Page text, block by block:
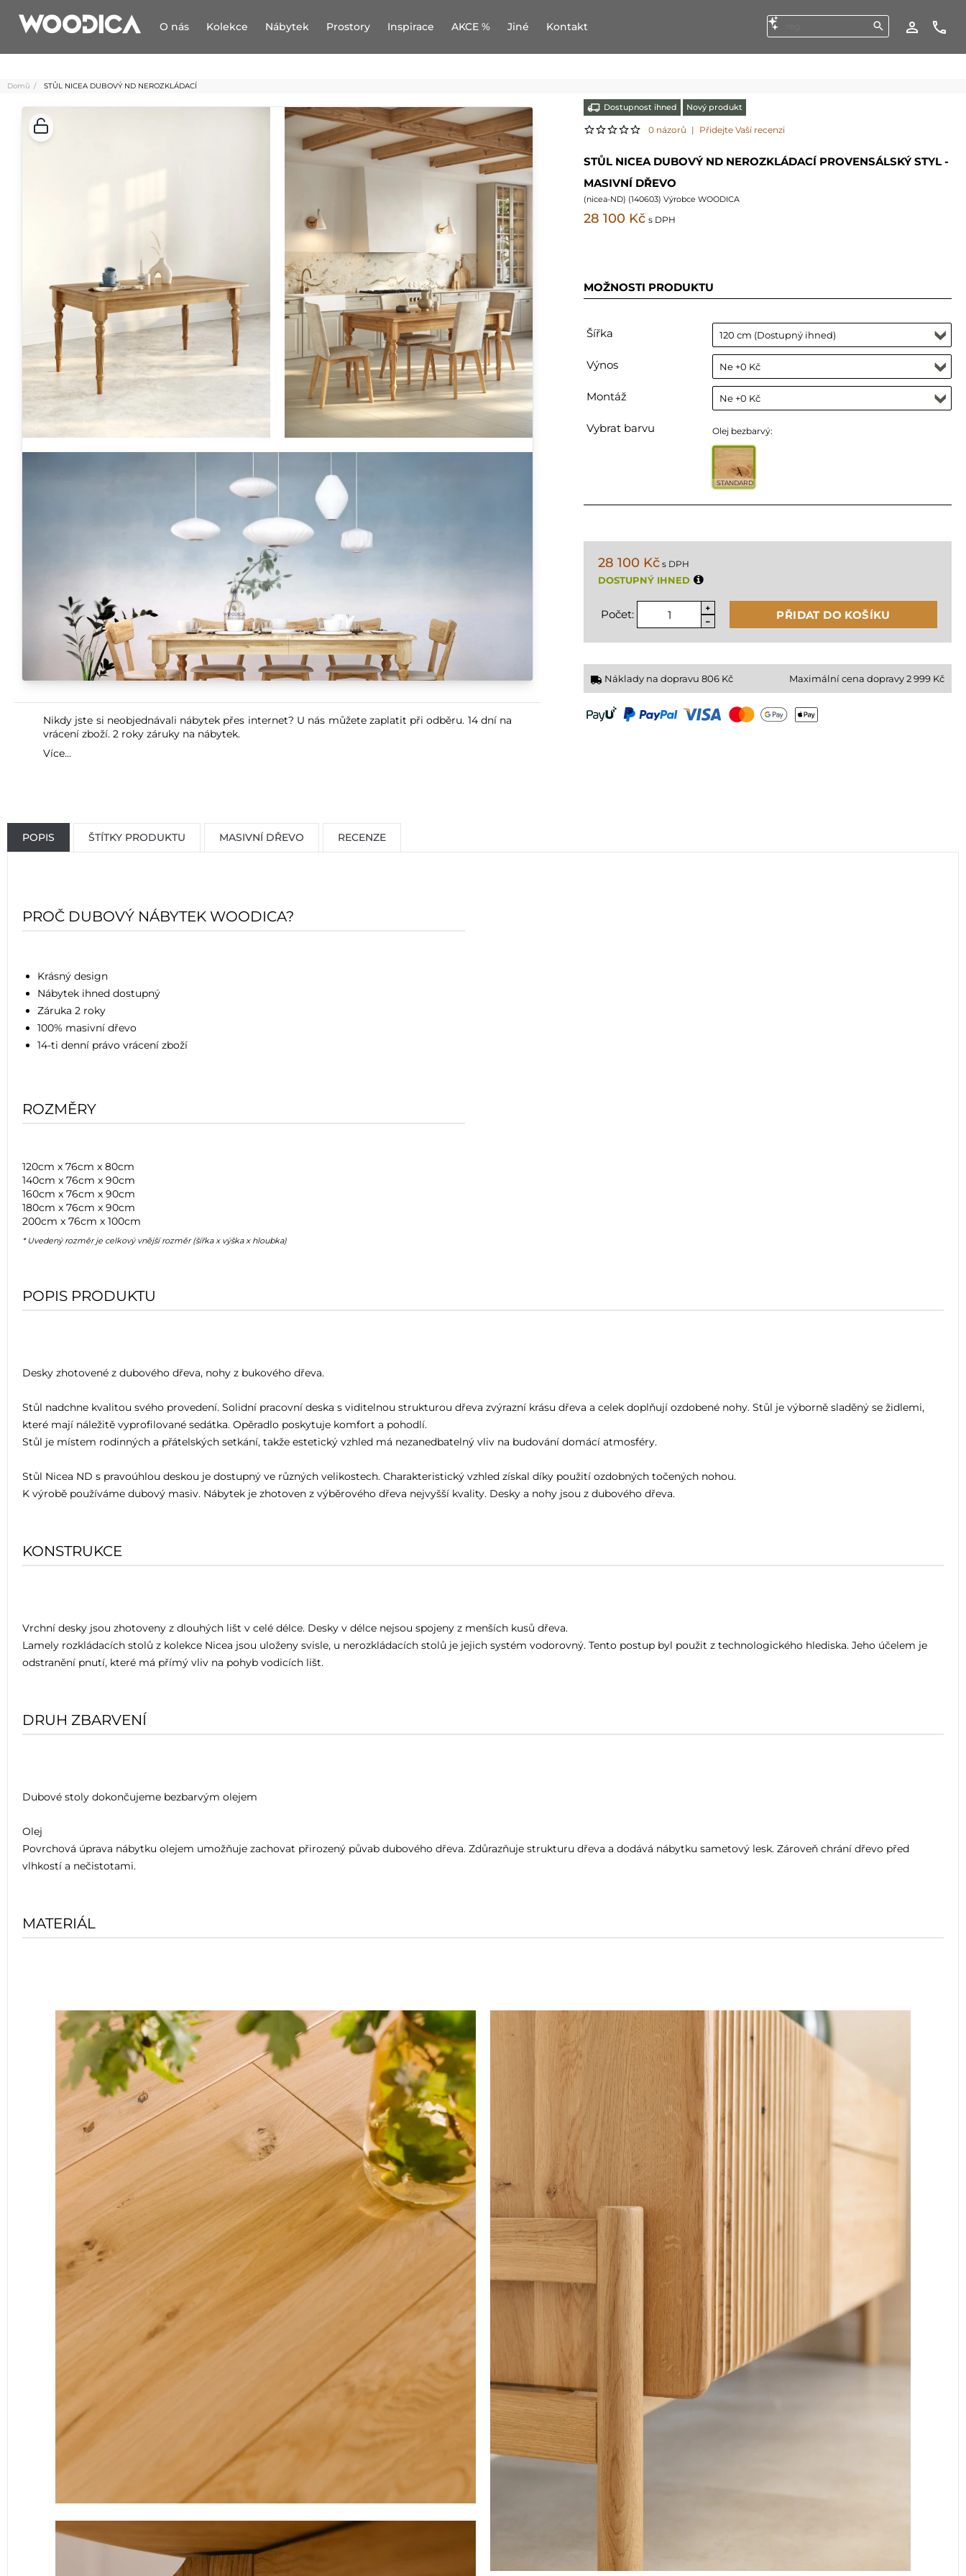
O nás Kolekce Nábytek Prostory Inspirace AKCE % Jiné Kontakt
Domů STŮL NICEA DUBOVÝ ND NEROZKLÁDACÍ
Nikdy jste si neobjednávali nábytek přes internet? U nás můžete zaplatit při odběru. 14 dní na
vrácení zboží. 2 roky záruky na nábytek.
Více...
Dostupnost ihned Nový produkt
0 názorů | Přidejte Vaší recenzi
STŮL NICEA DUBOVÝ ND NEROZKLÁDACÍ PROVENSÁLSKÝ STYL -
MASIVNÍ DŘEVO
(nicea-ND) (140603) Výrobce WOODICA
28 100 Kč s DPH
MOŽNOSTI PRODUKTU
Šířka
Výnos
Montáž
Vybrat barvu Olej bezbarvý:
STANDARD
28 100 Kč s DPH
DOSTUPNÝ IHNED
Počet: PŘIDAT DO KOŠÍKU
Náklady na dopravu806 Kč Maximální cena dopravy 2 999 Kč
POPIS ŠTÍTKY PRODUKTU MASIVNÍ DŘEVO RECENZE
PROČ DUBOVÝ NÁBYTEK WOODICA?
Krásný design
Nábytek ihned dostupný
Záruka 2 roky
100% masivní dřevo
14-ti denní právo vrácení zboží
ROZMĚRY
120cm x 76cm x 80cm
140cm x 76cm x 90cm
160cm x 76cm x 90cm
180cm x 76cm x 90cm
200cm x 76cm x 100cm
* Uvedený rozměr je celkový vnější rozměr (šířka x výška x hloubka)
POPIS PRODUKTU
Desky zhotovené z dubového dřeva, nohy z bukového dřeva.
Stůl nadchne kvalitou svého provedení. Solidní pracovní deska s viditelnou strukturou dřeva zvýrazní krásu dřeva a celek doplňují ozdobené nohy. Stůl je výborně sladěný se židlemi,
které mají náležitě vyprofilované sedátka. Opěradlo poskytuje komfort a pohodlí.
Stůl je místem rodinných a přátelských setkání, takže estetický vzhled má nezanedbatelný vliv na budování domácí atmosféry.
Stůl Nicea ND s pravoúhlou deskou je dostupný ve různých velikostech. Charakteristický vzhled získal díky použití ozdobných točených nohou.
K výrobě používáme dubový masiv. Nábytek je zhotoven z výběrového dřeva nejvyšší kvality. Desky a nohy jsou z dubového dřeva.
KONSTRUKCE
Vrchní desky jsou zhotoveny z dlouhých lišt v celé délce. Desky v délce nejsou spojeny z menších kusů dřeva.
Lamely rozkládacích stolů z kolekce Nicea jsou uloženy svisle, u nerozkládacích stolů je jejich systém vodorovný. Tento postup byl použit z technologického hlediska. Jeho účelem je
odstranění pnutí, které má přímý vliv na pohyb vodicích lišt.
DRUH ZBARVENÍ
Dubové stoly dokončujeme bezbarvým olejem
Olej
Povrchová úprava nábytku olejem umožňuje zachovat přirozený půvab dubového dřeva. Zdůrazňuje strukturu dřeva a dodává nábytku sametový lesk. Zároveň chrání dřevo před
vlhkostí a nečistotami.
MATERIÁL